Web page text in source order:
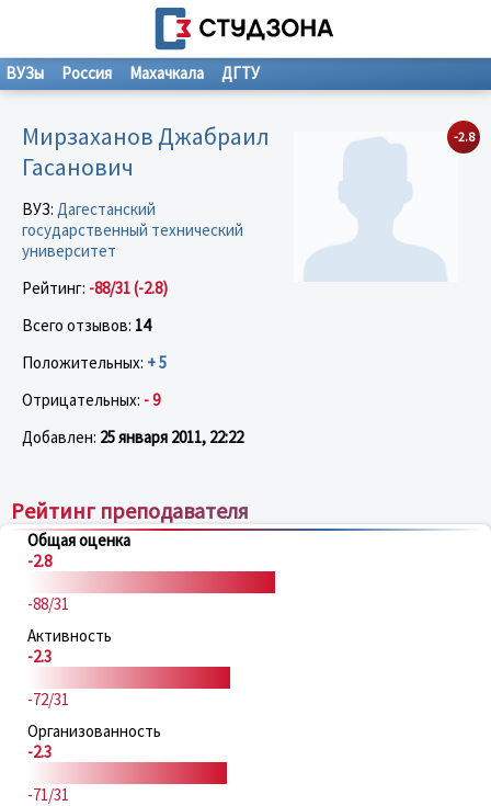
ВУЗы Россия Махачкала ДГТУ
-2.8
Мирзаханов Джабраил
Гасанович
ВУЗ: Дагестанский
государственный технический
университет
Рейтинг: -88/31 (-2.8)
Всего отзывов: 14
Положительных: + 5
Отрицательных: - 9
Добавлен: 25 января 2011, 22:22
Рейтинг преподавателя
Общая оценка
-2.8
-88/31
Активность
-2.3
-72/31
Организованность
-2.3
-71/31